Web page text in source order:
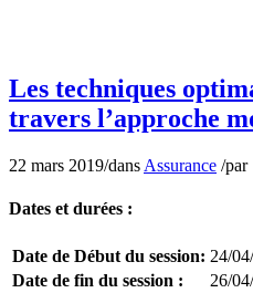
Les techniques
travers l’approche
22 mars 2019/dans Assurance /par
Dates et durées :
Date de Début du session: 24/
Date de fin du session :
26/